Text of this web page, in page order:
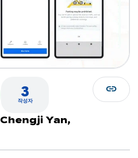
3
작성자
Chengji Yan,
link